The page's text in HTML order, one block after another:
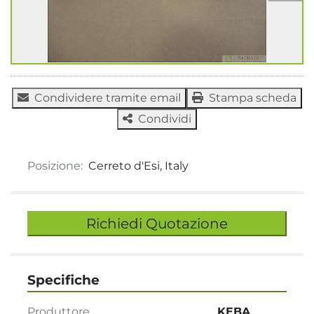
Condividere tramite email
Stampa scheda
Condividi
Posizione: Cerreto d'Esi, Italy
Richiedi Quotazione
Specifiche
Produttore KEBA